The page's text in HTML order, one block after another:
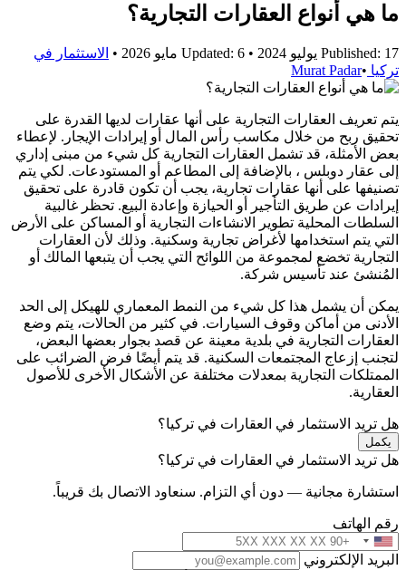
ما هي أنواع العقارات التجارية؟
Published: 17 يوليو 2024 • Updated: 6 مايو 2026 • الاستثمار في
تركيا •
Murat Padar
يتم تعريف العقارات التجارية على أنها عقارات لديها القدرة على
تحقيق ربح من خلال مكاسب رأس المال أو إيرادات الإيجار. لإعطاء
بعض الأمثلة، قد تشمل العقارات التجارية كل شيء من مبنى إداري
إلى عقار دوبلس ، بالإضافة إلى المطاعم أو المستودعات. لكي يتم
تصنيفها على أنها عقارات تجارية، يجب أن تكون قادرة على تحقيق
إيرادات عن طريق التأجير أو الحيازة وإعادة البيع. تحظر غالبية
السلطات المحلية تطوير الانشاءات التجارية أو المساكن على الأرض
التي يتم استخدامها لأغراض تجارية وسكنية. وذلك لأن العقارات
التجارية تخضع لمجموعة من اللوائح التي يجب أن يتبعها المالك أو
المُنشئ عند تأسيس شركة.
يمكن أن يشمل هذا كل شيء من النمط المعماري للهيكل إلى الحد
الأدنى من أماكن وقوف السيارات. في كثير من الحالات، يتم وضع
العقارات التجارية في بلدية معينة عن قصد بجوار بعضها البعض،
لتجنب إزعاج المجتمعات السكنية. قد يتم أيضًا فرض الضرائب على
الممتلكات التجارية بمعدلات مختلفة عن الأشكال الأخرى للأصول
العقارية.
هل تريد الاستثمار في العقارات في تركيا؟
يكمل
هل تريد الاستثمار في العقارات في تركيا؟
استشارة مجانية — دون أي التزام. سنعاود الاتصال بك قريباً.
رقم الهاتف
البريد الإلكتروني